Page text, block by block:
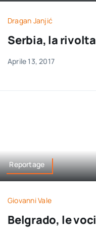
Newsletter
Ita
Dragan Janjić
Serbia, la
Aprile 13, 2017
Reportage
Giovanni Vale
Belgrado, le